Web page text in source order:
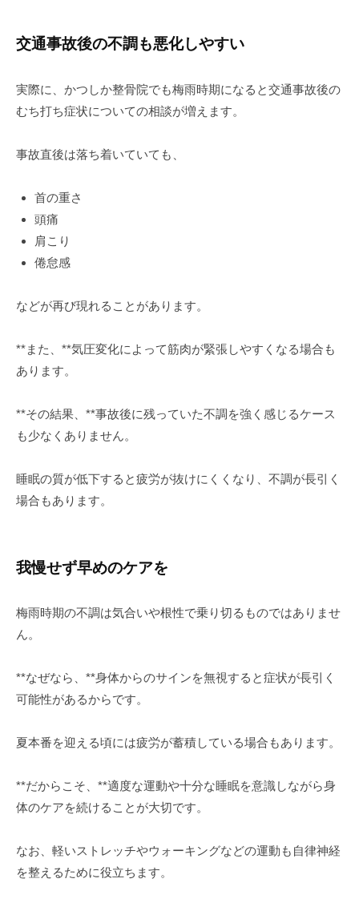
交通事故後の不調も悪化しやすい
実際に、かつしか整骨院でも梅雨時期になると交通事故後の
むち打ち症状についての相談が増えます。
事故直後は落ち着いていても、
首の重さ
頭痛
肩こり
倦怠感
などが再び現れることがあります。
**また、**気圧変化によって筋肉が緊張しやすくなる場合も
あります。
**その結果、**事故後に残っていた不調を強く感じるケース
も少なくありません。
睡眠の質が低下すると疲労が抜けにくくなり、不調が長引く
場合もあります。
我慢せず早めのケアを
梅雨時期の不調は気合いや根性で乗り切るものではありませ
ん。
**なぜなら、**身体からのサインを無視すると症状が長引く
可能性があるからです。
夏本番を迎える頃には疲労が蓄積している場合もあります。
**だからこそ、**適度な運動や十分な睡眠を意識しながら身
体のケアを続けることが大切です。
なお、軽いストレッチやウォーキングなどの運動も自律神経
を整えるために役立ちます。